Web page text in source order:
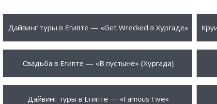
975 € ПОДРОБНЕЕ
Дайвинг туры в Египте — «Get Wrecked в Хургаде»
1450 $ ПОДРОБНЕЕ
Свадьба в Египте — «В пустыне» (Хургада)
1250 $ ПОДРОБНЕЕ
Дайвинг туры в Египте — «Famous Five»